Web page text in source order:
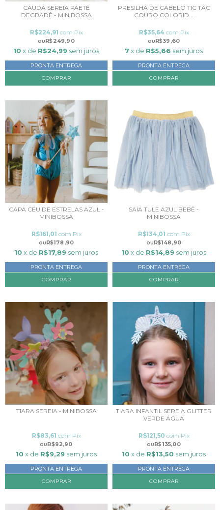
CAUDA SEREIA PAETÊ
DEGRADÊ - MINIBOSSA
R$249,90
R$224,91 com Pix
10 x de R$24,99 sem juros
PRONTA ENTREGA
COMPRAR
PRESILHA DE CABELO TIC TAC
COURO COLORID...
R$39,60
R$35,64 com Pix
7x de R$5,66 sem juros
PRONTA ENTREGA
COMPRAR
CAPA CÉU DE ESTRELAS AZUL -
MINIBOSSA
R$178,90
R$161,01 com Pix
10 x de R$17,89 sem juros
PRONTA ENTREGA
COMPRAR
SAIA TULE AZUL BEBÊ -
MINIBOSSA
R$148,90
R$134,01 com Pix
10 x de R$14,89 sem juros
PRONTA ENTREGA
COMPRAR
TIARA SEREIA - MINIBOSSA
R$92,90
R$83,61 com Pix
10 x de R$9,29 sem juros
PRONTA ENTREGA
TIARA INFANTIL SEREIA GLITTER
VERDE ÁGUA
R$135,00
R$121,50 com Pix
10 x de R$13,50 sem juros
PRONTA ENTREGA